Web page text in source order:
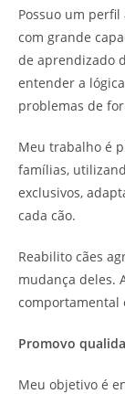
Possuo um
com grande
de aprendizado
entender a
problemas de
Meu trabalho é
famílias,
exclusivos,
cada cão.
Reabilito cães
mudança deles.
comportamental
Promovo
Meu objetivo é